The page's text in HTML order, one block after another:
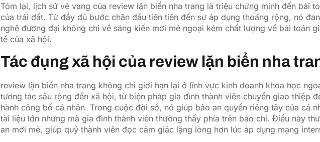
Tóm lại, lịch sử vẻ vang của review lặn biển nha trang là triệu chứng minh đến bài
của trái đất. Từ đầy đủ bước chân đầu tiên tiên đến sự áp dụng thoáng rộng, nó
nghệ đương đại không chỉ về sáng kiến mới mẻ ngoại kém chất lượng về bài toán
tế của xã hội.
Tác đụng xã hội của review lặn biển nha
review lặn biển nha trang không chỉ giới hạn lại ở lĩnh vực kinh doanh khoa học
tương tác sâu rộng đến xã hội, từ biện pháp gia đình thành viên chuyển giao thiệp
hành công bố cá nhân. Trong cuộc đời số, nó giúp bảo an quyền riêng tây của cá
tài liệu lớn nhưng mà gia đình thành viên thường thấy phía trên báo chí. Điều này
an mới mẻ, giúp quý thành viên đọc cảm giác lặng lòng hơn lúc áp dụng mạng